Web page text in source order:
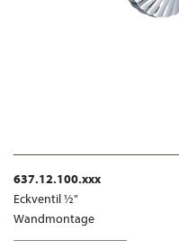
637.12.100.xxx
Eckventil ½"
Wandmontage